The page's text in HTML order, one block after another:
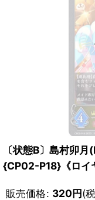
〔状態B〕島村卯
{CP02-P18}《ロイ
販売価格: 320円(